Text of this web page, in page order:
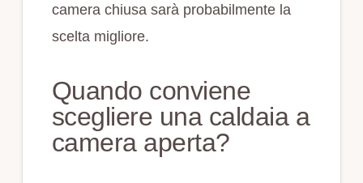
camera chiusa sarà probabilmente la
scelta migliore.
Quando conviene
scegliere una caldaia a
camera aperta?